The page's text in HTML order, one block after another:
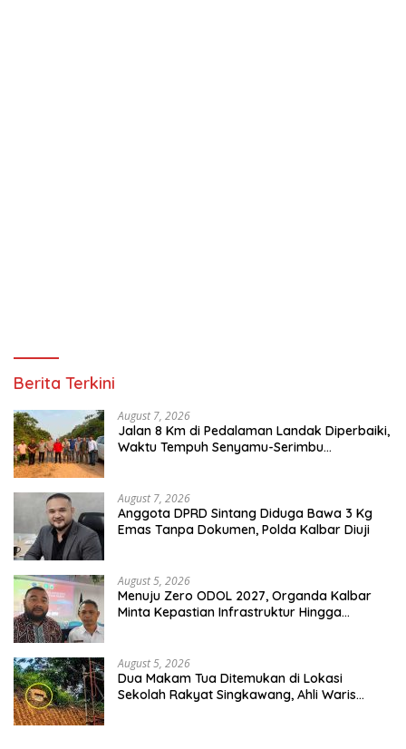
Berita Terkini
August 7, 2026
Jalan 8 Km di Pedalaman Landak Diperbaiki,
Waktu Tempuh Senyamu-Serimbu
August 7, 2026
Anggota DPRD Sintang Diduga Bawa 3 Kg
Emas Tanpa Dokumen, Polda Kalbar Diuji
August 5, 2026
Menuju Zero ODOL 2027, Organda Kalbar
Minta Kepastian Infrastruktur Hingga
August 5, 2026
Dua Makam Tua Ditemukan di Lokasi
Sekolah Rakyat Singkawang, Ahli Waris